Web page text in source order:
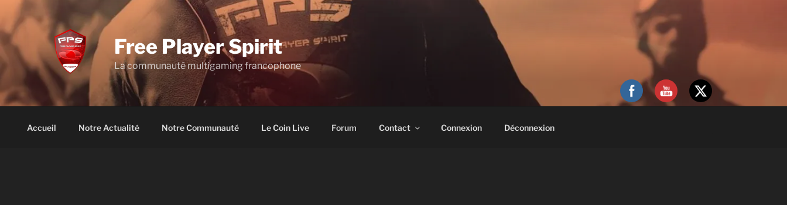
Aller
contenu
principal
Free Player Spirit
La communauté multigaming francophone
Accueil Notre Actualité Notre Communauté Le Coin Live Forum Contact Connexion Déconnexion